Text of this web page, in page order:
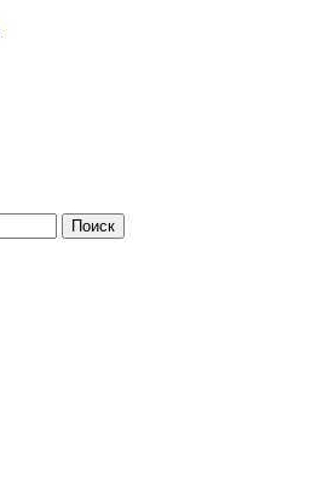
Поиск